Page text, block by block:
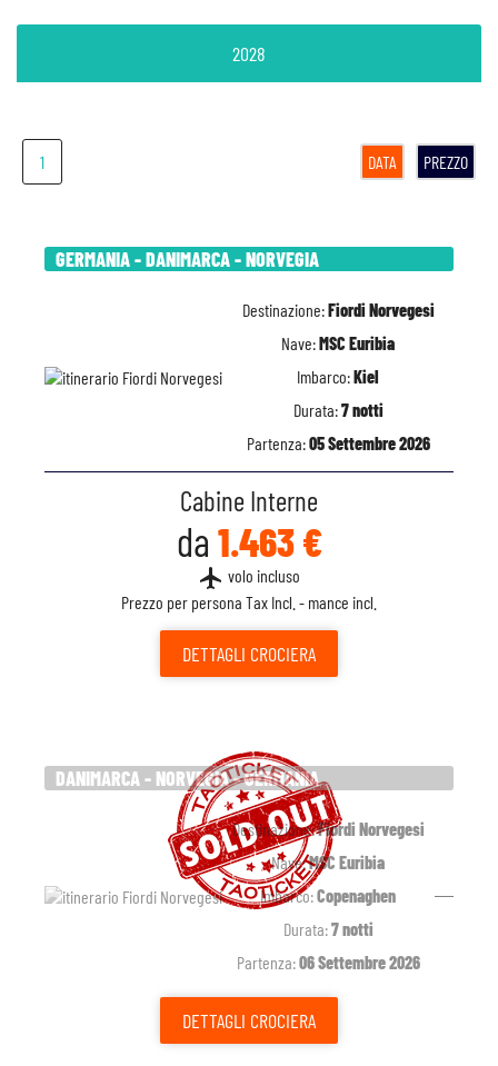
1 DATA PREZZO
GERMANIA - DANIMARCA - NORVEGIA
Destinazione:Fiordi Norvegesi
Nave:MSC Euribia
Imbarco:Kiel
Durata:7 notti
Partenza:05 Settembre 2026
Cabine Interne
da 1.463 €
flight volo incluso
Prezzo per persona Tax Incl. - mance incl.
DETTAGLI CROCIERA
DANIMARCA - NORVEGIA - GERMANIA
Destinazione:Fiordi Norvegesi
Nave:MSC Euribia
Imbarco:Copenaghen
Durata:7 notti
Partenza:06 Settembre 2026
DETTAGLI CROCIERA
2028